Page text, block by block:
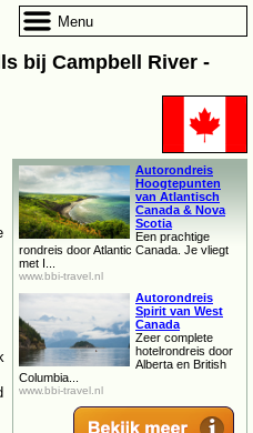
bij Campbell River -
Autorondreis
Hoogtepunten
van Atlantisch
Canada & Nova
Scotia
Een prachtige
rondreis door Atlantic Canada. Je vliegt
met I...
www.bbi-travel.nl
Autorondreis
Spirit van West
Canada
Zeer complete
hotelrondreis door
Alberta en British
Columbia...
www.bbi-travel.nl
Menu